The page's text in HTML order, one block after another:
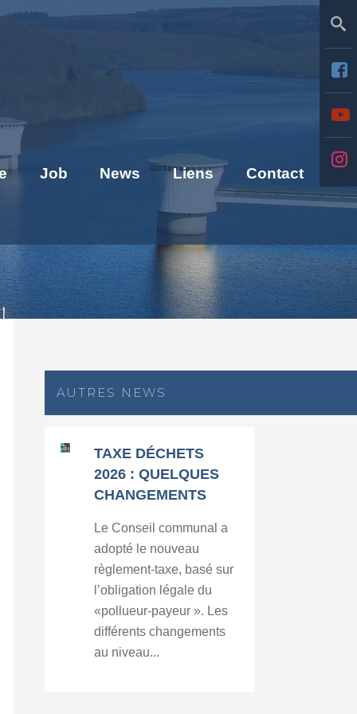
Job News Liens Contact
AUTRES NEWS
TAXE DÉCHETS
2026 : QUELQUES
CHANGEMENTS
Le Conseil communal a
adopté le nouveau
règlement-taxe, basé sur
l’obligation légale du
«pollueur-payeur ». Les
différents changements
au niveau...